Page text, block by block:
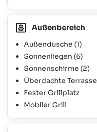
Außenbereich
Außendusche (1)
Sonnenliegen (6)
Sonnenschirme (2)
Überdachte Terrasse
Fester Grillplatz
Mobiler Grill